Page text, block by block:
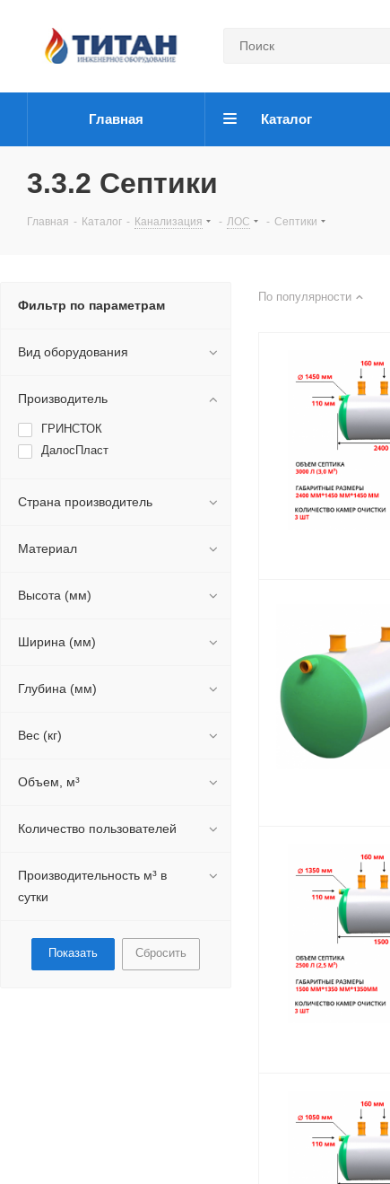
Главная Каталог
3.3.2 Септики
Главная - Каталог - Канализация - ЛОС - Септики
По популярности
Фильтр по параметрам
Вид оборудования
Производитель
ГРИНСТОК
ДалосПласт
Страна производитель
Материал
Высота (мм)
Ширина (мм)
Глубина (мм)
Вес (кг)
Объем, м³
Количество пользователей
Производительность м³ в
сутки
Сбросить